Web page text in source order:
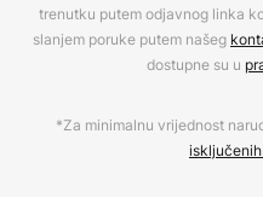
trenutku putem odjavnog linka
slanjem poruke putem našeg
dostupne su u
*Za minimalnu vrijednost